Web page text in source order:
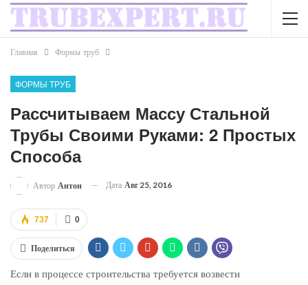
Главная Формы труб
ФОРМЫ ТРУБ
Рассчитываем Массу Стальной
Трубы Своими Руками: 2 Простых
Способа
Автор Антон Дата Авг 25, 2016
0
737
Поделиться
Если в процессе строительства требуется возвести